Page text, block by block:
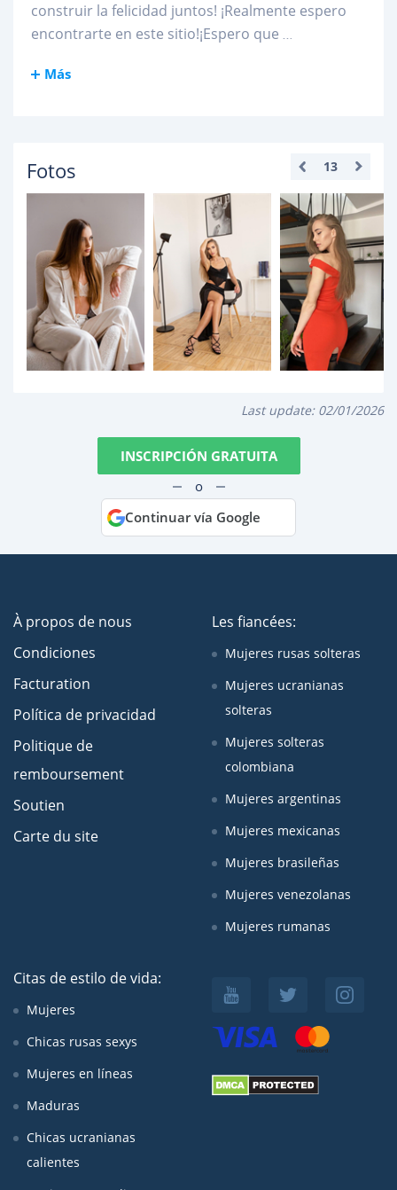
construir la felicidad juntos! ¡Realmente espero
encontrarte en este sitio!¡Espero que ...
Más
Fotos 13
Last update: 02/01/2026
INSCRIPCIÓN GRATUITA
o
Continuar vía Google
À propos de nous
Condiciones
Facturation
Política de privacidad
Politique de
remboursement
Soutien
Carte du site
Les fiancées:
Mujeres rusas solteras
Mujeres ucranianas
solteras
Mujeres solteras
colombiana
Mujeres argentinas
Mujeres mexicanas
Mujeres brasileñas
Mujeres venezolanas
Mujeres rumanas
Citas de estilo de vida:
Mujeres
Chicas rusas sexys
Mujeres en líneas
Maduras
Chicas ucranianas
calientes